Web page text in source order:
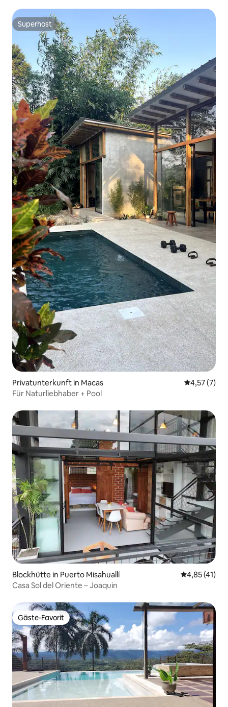
Superhost
Superhost
Privatunterkunft in Macas
4,57 (7)
Für Naturliebhaber + Pool
Blockhütte in Puerto Misahuallí
4,85 (41)
Casa Sol del Oriente – Joaquin
Gäste-Favorit
Gäste-Favorit